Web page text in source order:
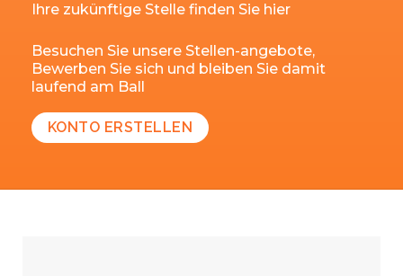
Ihre zukünftige Stelle finden Sie hier
Besuchen Sie unsere Stellen-angebote,
Bewerben Sie sich und bleiben Sie damit
laufend am Ball
KONTO ERSTELLEN